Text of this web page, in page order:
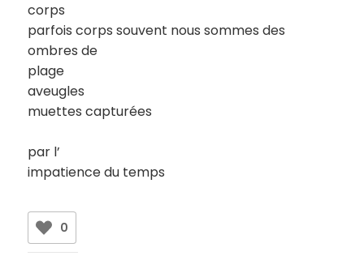
corps
parfois corps souvent nous sommes des
ombres de
plage
aveugles
muettes capturées
par l’
impatience du temps
0